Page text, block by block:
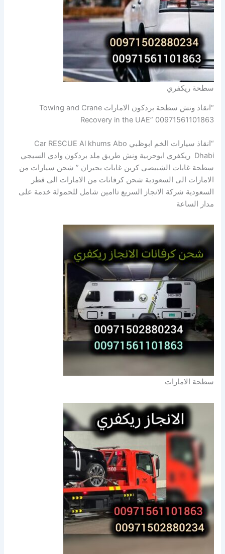
سطحة ريكفري
“انقاذ ونش سطحة بردكون الامارات Towing and Crane
Recovery in the UAE” 00971561101863
“انقاذ سيارات الخم ابوظبي Car RESCUE Al khums Abo
Dhabi ريكفري ابوحربية ونش طريق ملد بردكون وادي السيجي
سطحة غابات الشبيصي كرين غابات بحيران ” شحن سيارات من
الامارات الى السعودية شحن كرفانات من الامارات الى قطر
السعودية شركة الانجاز السريع تاامين شامل للحمولة خدمة على
مدار الساعة
سطحة الامارات